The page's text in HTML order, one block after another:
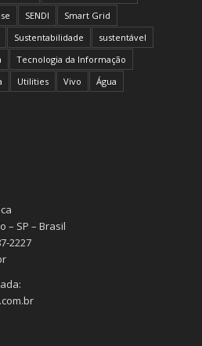
SENDI
Smart Grid
Sustentabilidade
sustentável
Tecnologia da Informação
Utilities Vivo Água
– SP – Brasil
2227